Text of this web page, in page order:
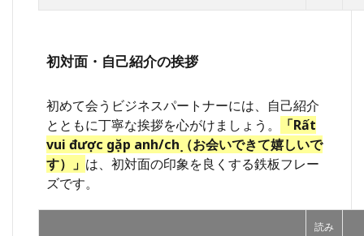
初対面・自己紹介の挨拶
初めて会うビジネスパートナーには、自己紹介
とともに丁寧な挨拶を心がけましょう。
「Rất
vui được gặp anh/chị（お会いできて嬉しいで
す）」 は、初対面の印象を良くする鉄板フレー
ズです。
読み